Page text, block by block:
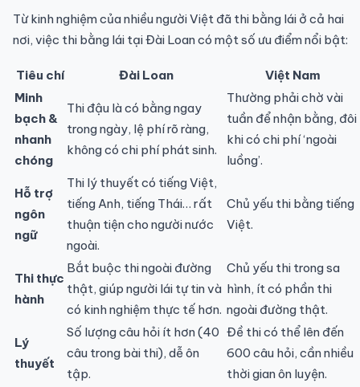
Từ kinh nghiệm của nhiều người Việt đã thi bằng lái ở cả hai
nơi, việc thi bằng lái tại Đài Loan có một số ưu điểm nổi bật:
Tiêu chí Đài Loan
Việt Nam
Minh
bạch &
nhanh
chóng
Thi đậu là có bằng ngay
trong ngày, lệ phí rõ ràng,
không có chi phí phát sinh.
Thường phải chờ vài
tuần để nhận bằng, đôi
khi có chi phí ‘ngoài
luồng’.
Hỗ trợ
ngôn
ngữ
Thi lý thuyết có tiếng Việt,
tiếng Anh, tiếng Thái… rất
thuận tiện cho người nước
ngoài.
Chủ yếu thi bằng tiếng
Việt.
Thi thực
hành
Bắt buộc thi ngoài đường
thật, giúp người lái tự tin và
có kinh nghiệm thực tế hơn.
Chủ yếu thi trong sa
hình, ít có phần thi
ngoài đường thật.
Lý
thuyết
Số lượng câu hỏi ít hơn (40
câu trong bài thi), dễ ôn
tập.
Đề thi có thể lên đến
600 câu hỏi, cần nhiều
thời gian ôn luyện.